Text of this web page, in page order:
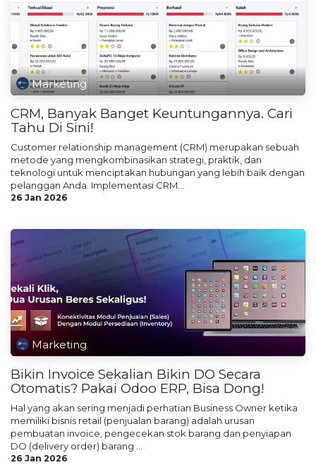
Marketing
CRM, Banyak Banget Keuntungannya. Cari
Tahu Di Sini!
Customer relationship management (CRM) merupakan sebuah
metode yang mengkombinasikan strategi, praktik, dan
teknologi untuk menciptakan hubungan yang lebih baik dengan
pelanggan Anda. Implementasi CRM...
26 Jan 2026
Marketing
Bikin Invoice Sekalian Bikin DO Secara
Otomatis? Pakai Odoo ERP, Bisa Dong!
Hal yang akan sering menjadi perhatian Business Owner ketika
memiliki bisnis retail (penjualan barang) adalah urusan
pembuatan invoice, pengecekan stok barang dan penyiapan
DO (delivery order) barang ...
26 Jan 2026